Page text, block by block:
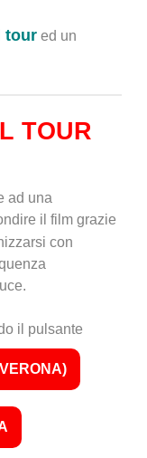
tour ed un
TOUR
ad una
il film grazie
con
il pulsante